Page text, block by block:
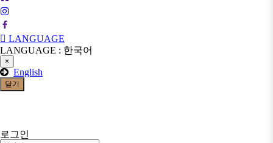
LANGUAGE
LANGUAGE : 한국어
×
English
닫기
로그인